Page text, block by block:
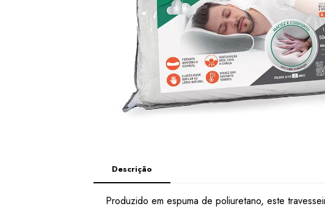
Descrição
Produzido em espuma de poliuretano, este